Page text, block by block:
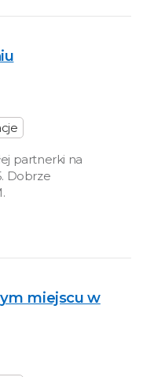
partnerki na
Dobrze
miejscu w